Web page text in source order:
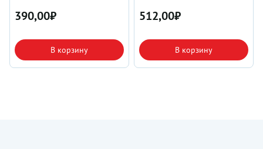
390,00₽
В корзину
512,00₽
В корзину